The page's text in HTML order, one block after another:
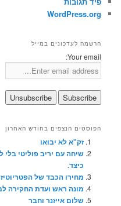
WordPress.org
הרשמה לעדכונים במייל
Your email:
הפוסטים הנצפים בחודש האחרון
זק"א לא יבואו
שיחה עם יריב פוליטי
כיצד.
מחירו הכבד של
מונה ראש ועדת החקירה
שלום אייזנר וחבר